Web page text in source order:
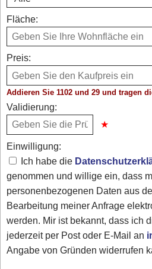
Fläche:
Preis:
Addieren Sie 1102 und 29 und tragen
Validierung:
Einwilligung:
Ich habe die
genommen und willige ein, dass
personenbezogenen Daten aus
Bearbeitung meiner Anfrage
werden. Mir ist bekannt, dass ich
jederzeit per Post oder E-Mail an
Angabe von Gründen widerrufen